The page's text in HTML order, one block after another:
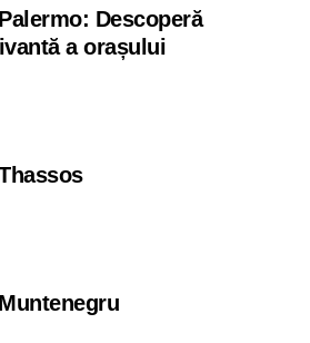
Descoperă
a orașului